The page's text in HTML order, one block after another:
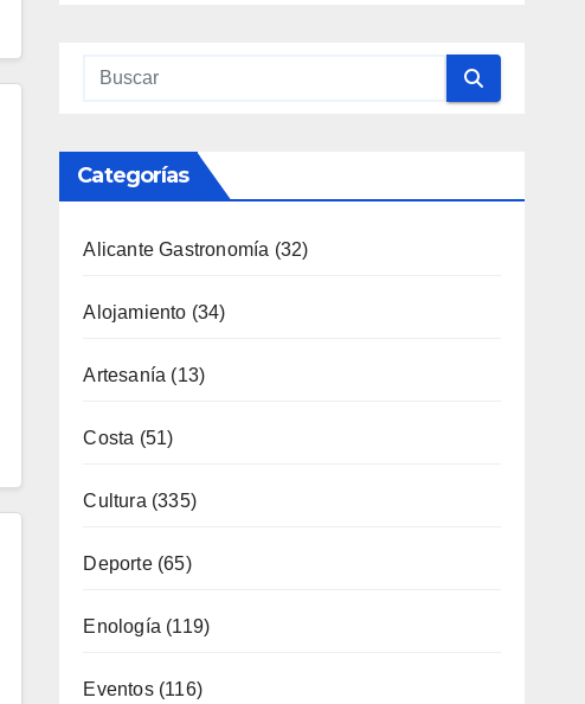
Alojamiento(34)
Artesanía(13)
Costa (51)
Cultura (335)
Deporte(65)
Enología(119)
Eventos (116)
Fiestas (130)
Formación (51)